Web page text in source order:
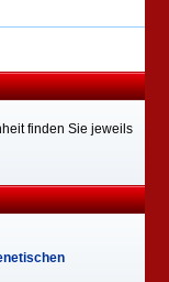
finden Sie jeweils